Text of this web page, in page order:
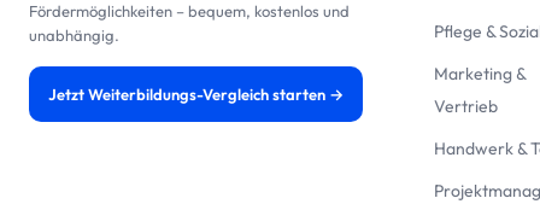
Fördermöglichkeiten – bequem, kostenlos und
unabhängig.
Jetzt Weiterbildungs-Vergleich starten →
Pflege &
Marketing &
Vertrieb
Handwerk &